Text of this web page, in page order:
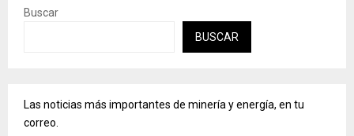
Buscar
BUSCAR
Las noticias más importantes de minería y energía, en tu
correo.